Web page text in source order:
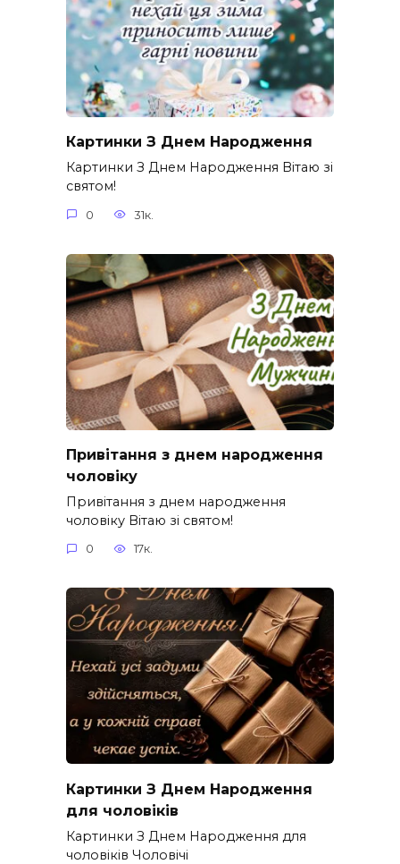
Картинки З Днем Народження
Картинки З Днем Народження Вітаю зі
святом!
0 31к.
Привітання з днем народження
чоловіку
Привітання з днем народження
чоловіку Вітаю зі святом!
0 17к.
Картинки З Днем Народження
для чоловіків​
Картинки З Днем Народження для
чоловіків​ Чоловічі